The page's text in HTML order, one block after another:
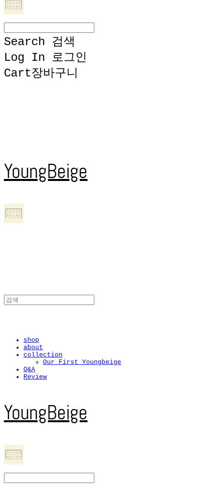
Search
검색
Log In 로그인
Cart장바구니
YoungBeige
shop
about
collection
Our First Youngbeige
Q&A
Review
YoungBeige